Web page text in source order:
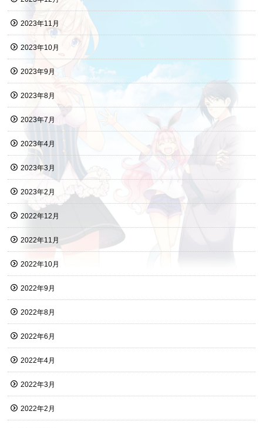
2023年11月
2023年10月
2023年9月
2023年8月
2023年7月
2023年4月
2023年3月
2023年2月
2022年12月
2022年11月
2022年10月
2022年9月
2022年8月
2022年6月
2022年4月
2022年3月
2022年2月